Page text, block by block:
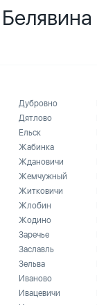
Дубровно
Дятлово
Ельск
Жабинка
Ждановичи
Жемчужный
Житковичи
Жлобин
Жодино
Заречье
Заславль
Зельва
Иваново
Ивацевичи